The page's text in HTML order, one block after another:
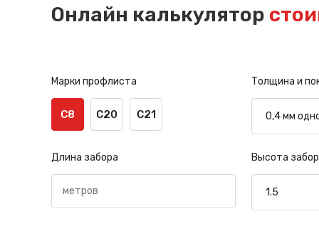
Онлайн калькулятор
Марки профлиста
С8 С20 С21
Толщина и
Длина забора Высота